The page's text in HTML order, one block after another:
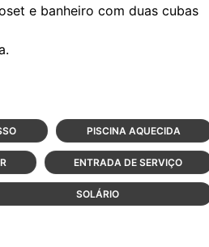
e banheiro com duas cubas
PISCINA AQUECIDA
ENTRADA DE SERVIÇO
SOLÁRIO